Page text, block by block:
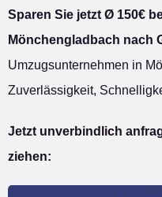
Sparen Sie jetzt Ø 150€
Mönchengladbach nach
Umzugsunternehmen in
Zuverlässigkeit,
Jetzt unverbindlich
ziehen: